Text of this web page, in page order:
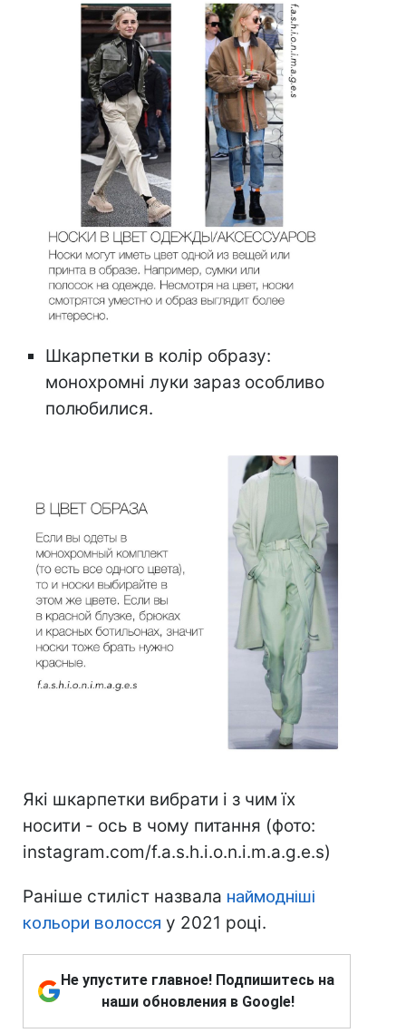
Шкарпетки в колір образу:
монохромні луки зараз особливо
полюбилися.
Які шкарпетки вибрати і з чим їх
носити - ось в чому питання (фото:
instagram.com/f.a.s.h.i.o.n.i.m.a.g.e.s)
Раніше стиліст назвала наймодніші
кольори волосся у 2021 році.
Не упустите главное! Подпишитесь на
наши обновления в Google!